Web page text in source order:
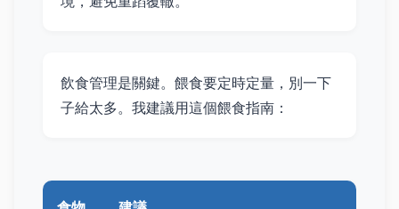
飲食管理是關鍵。餵食要定時定量，別一下
子給太多。我建議用這個餵食指南：